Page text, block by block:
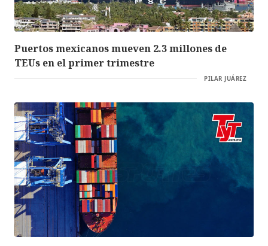
Puertos mexicanos mueven 2.3 millones de
TEUs en el primer trimestre
PILAR JUÁREZ